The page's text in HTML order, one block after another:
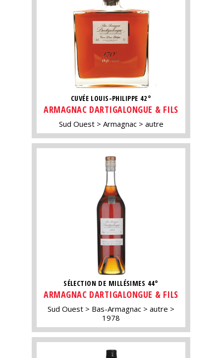
CUVÉE LOUIS-PHILIPPE 42°
ARMAGNAC DARTIGALONGUE & FILS
Sud Ouest Armagnac autre
SÉLECTION DE MILLÉSIMES 44°
ARMAGNAC DARTIGALONGUE & FILS
Sud Ouest Bas-Armagnac
autre
1978